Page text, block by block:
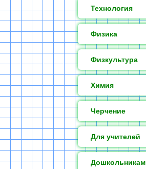
Технология
Физика
Физкультура
Химия
Черчение
Для учителей
Дошкольникам